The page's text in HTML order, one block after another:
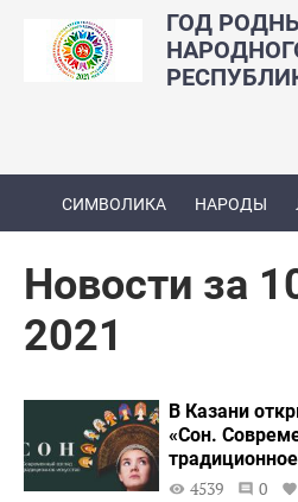
ГОД
СИМВОЛИКА НАРОДЫ
Новости за
2021
В Казани
«Сон.
4539
0